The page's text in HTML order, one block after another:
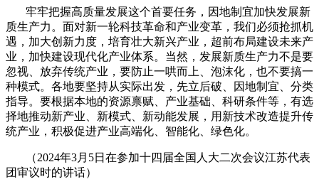
牢牢把握高质量发展这个首要任务，因地制宜加快发展新
质生产力。面对新一轮科技革命和产业变革，我们必须抢抓机
遇，加大创新力度，培育壮大新兴产业，超前布局建设未来产
业，加快建设现代化产业体系。当然，发展新质生产力不是要
忽视、放弃传统产业，要防止一哄而上、泡沫化，也不要搞一
种模式。各地要坚持从实际出发，先立后破、因地制宜、分类
指导。要根据本地的资源禀赋、产业基础、科研条件等，有选
择地推动新产业、新模式、新动能发展，用新技术改造提升传
统产业，积极促进产业高端化、智能化、绿色化。
（2024年3月 5日在参加十四届全国人大二次会议江苏代表
团审议时的讲话）